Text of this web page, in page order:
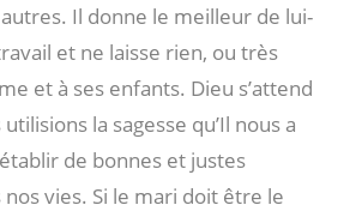
Il donne le meilleur de lui-
et ne laisse rien, ou très
et à ses enfants. Dieu s’attend
la sagesse qu’Il nous a
de bonnes et justes
vies. Si le mari doit être le